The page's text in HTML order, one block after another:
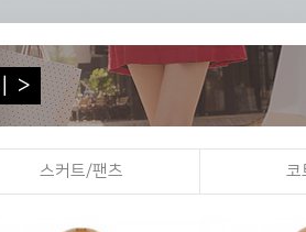
>
스커트/팬츠 코